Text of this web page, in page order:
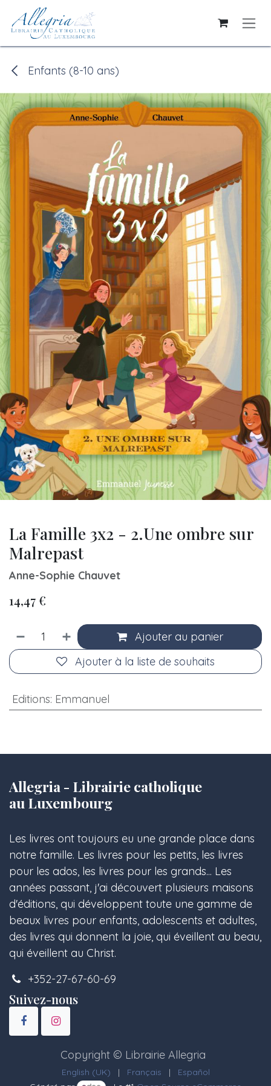
Se rendre au contenu
Enfants (8-10 ans)
La Famille 3x2 - 2.Une ombre sur
Malrepast
Anne-Sophie Chauvet
14,47€
Ajouter au panier
Ajouter à la liste de souhaits
Editions: Emmanuel
Allegria - Librairie catholique
au Luxembourg
Les livres ont toujours eu une grande place dans
notre famille. Les livres pour les petits, les livres
pour les ados, les livres pour les grands... Les
années passant, j'ai découvert plusieurs maisons
d'éditions, qui développent toute une gamme de
beaux livres pour enfants, adolescents et adultes,
des livres qui donnent la joie, qui éveillent au beau,
qui éveillent au Christ.
+352-27-67-60-69
Suivez-nous
Copyright © Librairie Allegria
English (UK) | Français |
Español